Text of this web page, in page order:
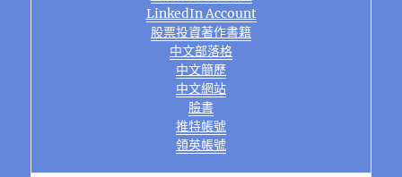
LinkedIn Account
股票投資著作書籍
中文部落格
中文簡歷
中文網站
臉書
推特帳號
領英帳號